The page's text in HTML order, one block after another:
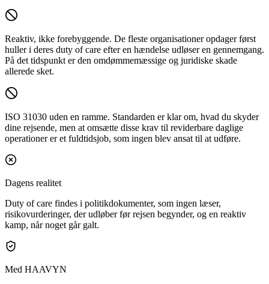
Reaktiv, ikke forebyggende. De fleste organisationer opdager først
huller i deres duty of care efter en hændelse udløser en gennemgang.
På det tidspunkt er den omdømmemæssige og juridiske skade
allerede sket.
ISO 31030 uden en ramme. Standarden er klar om, hvad du skyder
dine rejsende, men at omsætte disse krav til reviderbare daglige
operationer er et fuldtidsjob, som ingen blev ansat til at udføre.
Dagens realitet
Duty of care findes i politikdokumenter, som ingen læser,
risikovurderinger, der udløber før rejsen begynder, og en reaktiv
kamp, når noget går galt.
Med HAAVYN